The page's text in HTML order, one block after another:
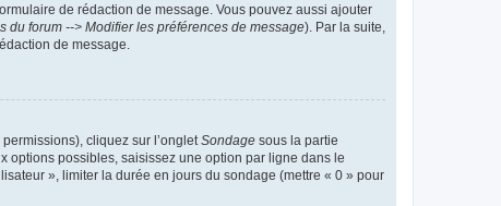
de rédaction de message. Vous pouvez aussi ajouter
du forum --> Modifier les préférences de message). Par la suite,
de message.
cliquez sur l’onglet Sondage sous la partie
options possibles, saisissez une option par ligne dans le
», limiter la durée en jours du sondage (mettre « 0 » pour